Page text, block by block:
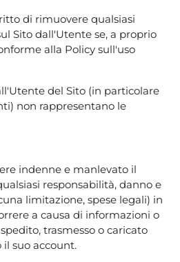
di rimuovere qualsiasi
Sito dall'Utente se, a proprio
alla Policy sull'uso
del Sito (in particolare
non rappresentano le
indenne e manlevato il
responsabilità, danno e
limitazione, spese legali) in
a causa di informazioni o
trasmesso o caricato
suo account.